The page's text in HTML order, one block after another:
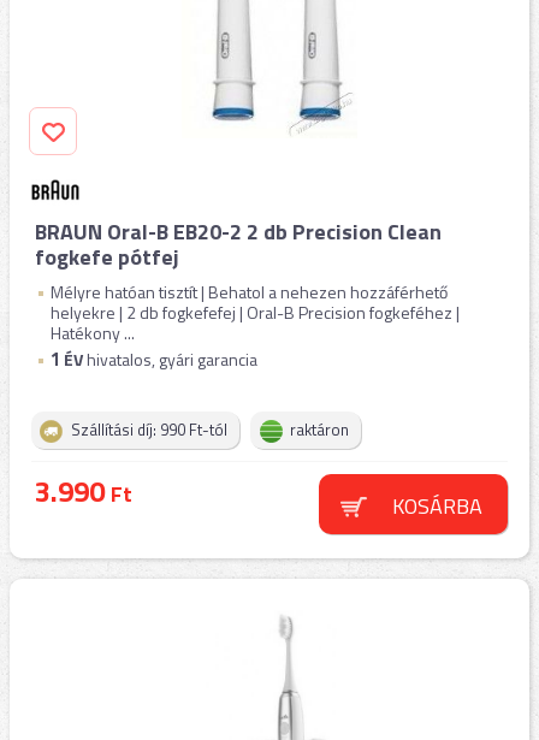
BRAUN Oral-B EB20-2 2 db Precision Clean
fogkefe pótfej
Mélyre hatóan tisztít | Behatol a nehezen hozzáférhető
helyekre | 2 db fogkefefej | Oral-B Precision fogkeféhez |
Hatékony ...
1 ÉVhivatalos, gyári garancia
Szállítási díj: 990 Ft-tól raktáron
3.990Ft KOSÁRBA